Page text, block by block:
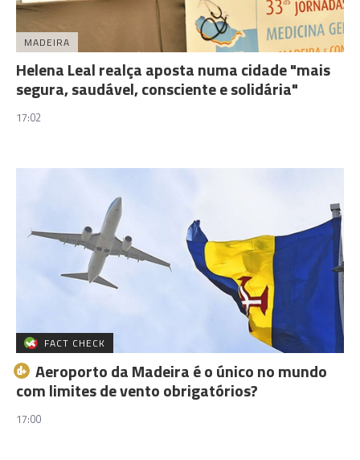
MADEIRA
Helena Leal realça aposta numa cidade "mais
segura, saudável, consciente e solidária"
17:02
FACT CHECK
Aeroporto da Madeira é o único no mundo
com limites de vento obrigatórios?
17:00